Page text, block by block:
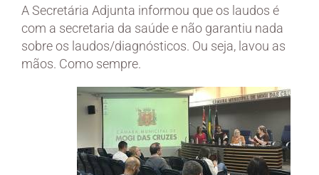
A Secretária Adjunta informou que os laudos é
com a secretaria da saúde e não garantiu nada
sobre os laudos/diagnósticos. Ou seja, lavou as
mãos. Como sempre.